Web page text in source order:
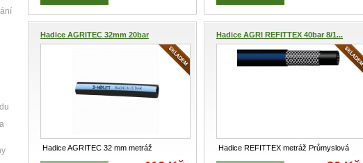
Hadice AGRITEC 32mm 20bar
Hadice AGRITEC 32 mm metráž
Průmyslová hadice pro dopravu vody,
Hadice AGRI REFITTEX 40bar 8/1...
Hadice REFITTEX metráž Průmyslová
hadice pro dopravu vody, kapalných...